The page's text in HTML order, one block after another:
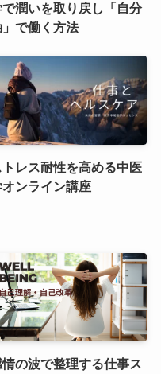
で潤いを取り戻し「自分
」で働く方法
トレス耐性を高める中医
オンライン講座
の波で整理する仕事ス